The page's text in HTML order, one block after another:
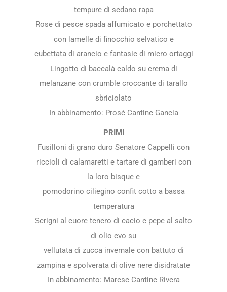
tempure di sedano rapa
Rose di pesce spada affumicato e porchettato
con lamelle di finocchio selvatico e
cubettata di arancio e fantasie di micro ortaggi
Lingotto di baccalà caldo su crema di
melanzane con crumble croccante di tarallo
sbriciolato
In abbinamento: Prosè Cantine Gancia
PRIMI
Fusilloni di grano duro Senatore Cappelli con
riccioli di calamaretti e tartare di gamberi con
la loro bisque e
pomodorino ciliegino confit cotto a bassa
temperatura
Scrigni al cuore tenero di cacio e pepe al salto
di olio evo su
vellutata di zucca invernale con battuto di
zampina e spolverata di olive nere disidratate
In abbinamento: Marese Cantine Rivera